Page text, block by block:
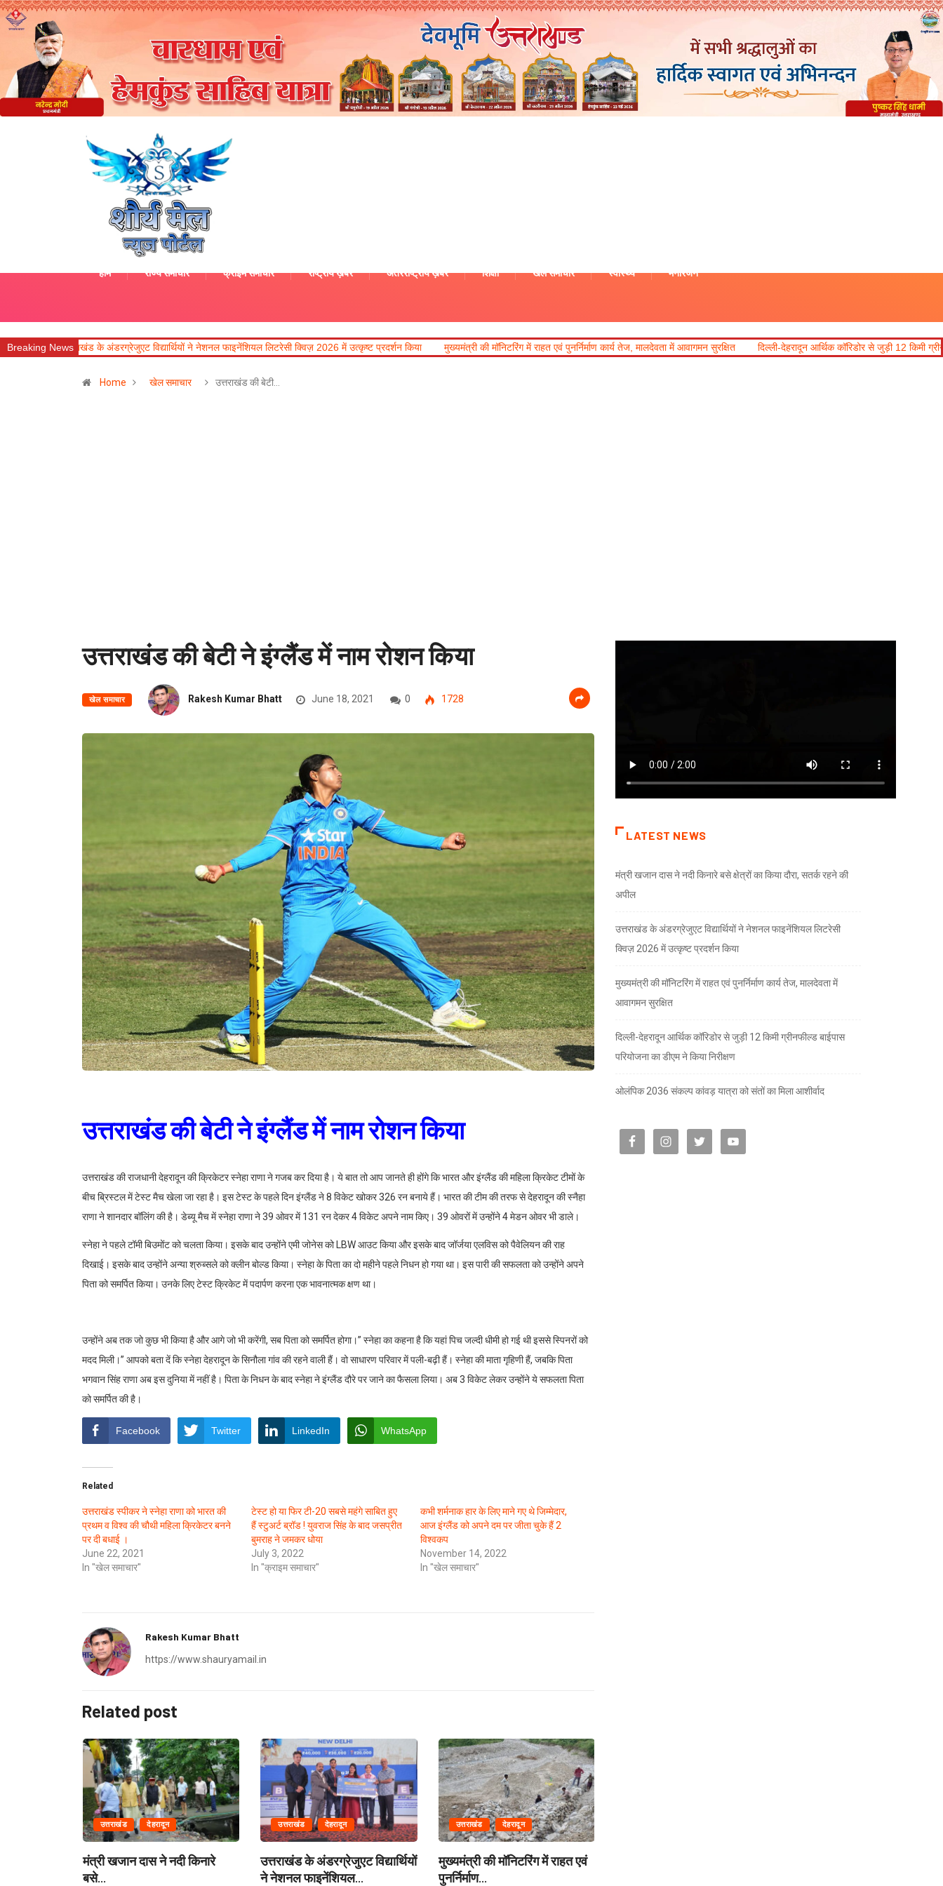
होम राज्य समाचार क्राइम समाचार राष्ट्रीय ख़बरें अंतरराष्ट्रीय ख़बरें शिक्षा खेल समाचार स्वास्थ्य मनोरंजन
Breaking News
के अंडरग्रेजुएट विद्यार्थियों ने नेशनल फाइनेंशियल लिटरेसी क्विज़ 2026 में उत्कृष्ट प्रदर्शन किया मुख्यमंत्री की मॉनिटरिंग में राहत एवं पुनर्निर्माण कार्य तेज, मालदेवता में आवागमन सुरक्षित दिल्ली-देहरादून आर्थिक कॉरिडोर से जुड़ी 12 किमी ग्रीनफील्ड बाईपास
Home खेल समाचार उत्तराखंड की बेटी…
उत्तराखंड की बेटी ने इंग्लैंड में नाम रोशन किया
खेल समाचार Rakesh Kumar Bhatt June 18, 2021 0 1728
उत्तराखंड की बेटी ने इंग्लैंड में नाम रोशन किया
उत्तराखंड की राजधानी देहरादून की क्रिकेटर स्नेहा राणा ने गजब कर दिया है। ये बात तो आप जानते ही होंगे कि भारत और इंग्लैंड की महिला क्रिकेट टीमों के
बीच ब्रिस्टल में टेस्ट मैच खेला जा रहा है। इस टेस्ट के पहले दिन इंग्लैंड ने 8 विकेट खोकर 326 रन बनाये हैं। भारत की टीम की तरफ से देहरादून की स्नैहा
राणा ने शानदार बॉलिंग की है। डेब्यू मैच में स्नेहा राणा ने 39 ओवर में 131 रन देकर 4 विकेट अपने नाम किए। 39 ओवरों में उन्होंने 4 मेडन ओवर भी डाले।
स्नेहा ने पहले टॉमी बिउमोंट को चलता किया। इसके बाद उन्होंने एमी जोनेस को LBW आउट किया और इसके बाद जॉर्जया एलविस को पैवेलियन की राह
दिखाई। इसके बाद उन्होंने अन्या श्रुब्सले को क्लीन बोल्ड किया। स्नेहा के पिता का दो महीने पहले निधन हो गया था। इस पारी की सफलता को उन्होंने अपने
पिता को समर्पित किया। उनके लिए टेस्ट क्रिकेट में पदार्पण करना एक भावनात्मक क्षण था।
उन्होंने अब तक जो कुछ भी किया है और आगे जो भी करेंगी, सब पिता को समर्पित होगा।” स्नेहा का कहना है कि यहां पिच जल्दी धीमी हो गई थी इससे स्पिनरों को
मदद मिली।” आपको बता दें कि स्नेहा देहरादून के सिनौला गांव की रहने वाली हैं। वो साधारण परिवार में पली-बढ़ी हैं। स्नेहा की माता गृहिणी हैं, जबकि पिता
भगवान सिंह राणा अब इस दुनिया में नहीं है। पिता के निधन के बाद स्नेहा ने इंग्लैंड दौरे पर जाने का फैसला लिया। अब 3 विकेट लेकर उन्होंने ये सफलता पिता
को समर्पित की है।
Facebook Twitter LinkedIn WhatsApp
Related
उत्तराखंड स्पीकर ने स्नेहा राणा को भारत की
प्रथम व विश्व की चौथी महिला क्रिकेटर बनने
पर दी बधाई ।
June 22, 2021
In "खेल समाचार"
टेस्ट हो या फिर टी-20 सबसे महंगे साबित हुए
हैं स्टुअर्ट ब्रॉड ! युवराज सिंह के बाद जसप्रीत
बुमराह ने जमकर धोया
July 3, 2022
In "क्राइम समाचार"
कभी शर्मनाक हार के लिए माने गए थे जिम्मेदार,
आज इंग्लैंड को अपने दम पर जीता चुके हैं 2
विश्वकप
November 14, 2022
In "खेल समाचार"
Rakesh Kumar Bhatt
https://www.shauryamail.in
Related post
उत्तराखंड देहरादून
मंत्री खजान दास ने नदी किनारे
बसे...
उत्तराखंड देहरादून
उत्तराखंड के अंडरग्रेजुएट विद्यार्थियों
ने नेशनल फाइनेंशियल...
उत्तराखंड देहरादून
मुख्यमंत्री की मॉनिटरिंग में राहत एवं
पुनर्निर्माण...
LATEST NEWS
मंत्री खजान दास ने नदी किनारे बसे क्षेत्रों का किया दौरा, सतर्क रहने की
अपील
उत्तराखंड के अंडरग्रेजुएट विद्यार्थियों ने नेशनल फाइनेंशियल लिटरेसी
क्विज़ 2026 में उत्कृष्ट प्रदर्शन किया
मुख्यमंत्री की मॉनिटरिंग में राहत एवं पुनर्निर्माण कार्य तेज, मालदेवता में
आवागमन सुरक्षित
दिल्ली-देहरादून आर्थिक कॉरिडोर से जुड़ी 12 किमी ग्रीनफील्ड बाईपास
परियोजना का डीएम ने किया निरीक्षण
ओलंपिक 2036 संकल्प कांवड़ यात्रा को संतों का मिला आशीर्वाद